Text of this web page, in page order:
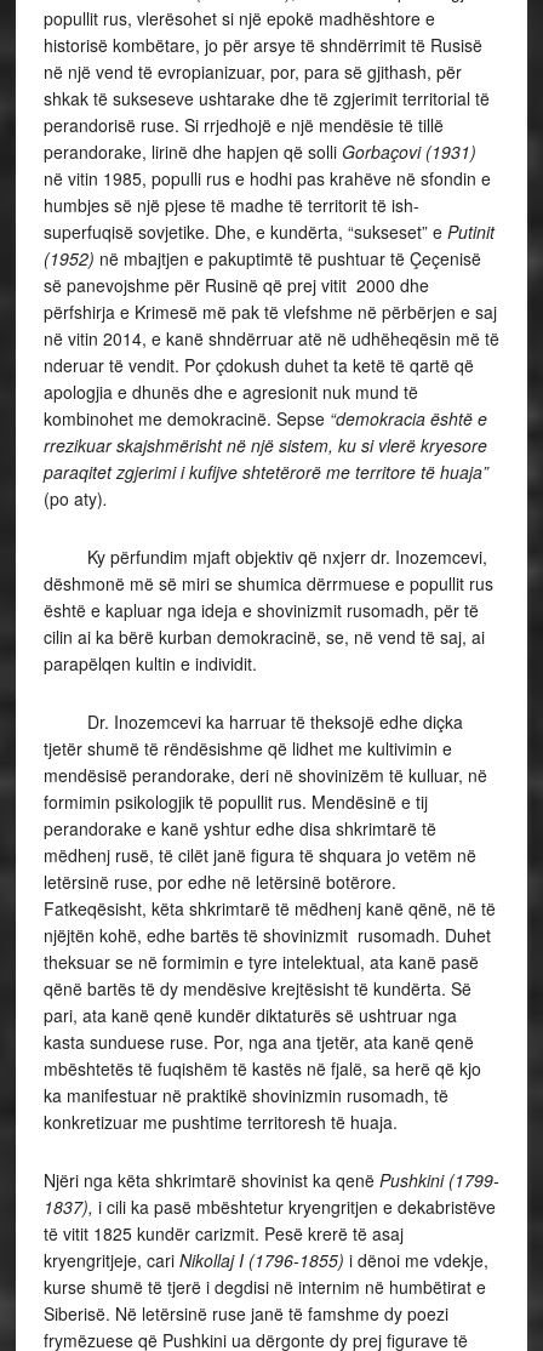
popullit rus, vlerësohet si një epokë madhështore e
historisë kombëtare, jo për arsye të shndërrimit të Rusisë
në një vend të evropianizuar, por, para së gjithash, për
shkak të sukseseve ushtarake dhe të zgjerimit territorial të
perandorisë ruse. Si rrjedhojë e një mendësie të tillë
perandorake, lirinë dhe hapjen që solli Gorbaçovi (1931)
në vitin 1985, populli rus e hodhi pas krahëve në sfondin e
humbjes së një pjese të madhe të territorit të ish-
superfuqisë sovjetike. Dhe, e kundërta, “sukseset” e Putinit
(1952) në mbajtjen e pakuptimtë të pushtuar të Çeçenisë
së panevojshme për Rusinë që prej vitit 2000 dhe
përfshirja e Krimesë më pak të vlefshme në përbërjen e saj
në vitin 2014, e kanë shndërruar atë në udhëheqësin më të
nderuar të vendit. Por çdokush duhet ta ketë të qartë që
apologjia e dhunës dhe e agresionit nuk mund të
kombinohet me demokracinë. Sepse “demokracia është e
rrezikuar skajshmërisht në një sistem, ku si vlerë kryesore
paraqitet zgjerimi i kufijve shtetërorë me territore të huaja”
(po aty).
Ky përfundim mjaft objektiv që nxjerr dr. Inozemcevi,
dëshmonë më së miri se shumica dërrmuese e popullit rus
është e kapluar nga ideja e shovinizmit rusomadh, për të
cilin ai ka bërë kurban demokracinë, se, në vend të saj, ai
parapëlqen kultin e individit.
Dr. Inozemcevi ka harruar të theksojë edhe diçka
tjetër shumë të rëndësishme që lidhet me kultivimin e
mendësisë perandorake, deri në shovinizëm të kulluar, në
formimin psikologjik të popullit rus. Mendësinë e tij
perandorake e kanë yshtur edhe disa shkrimtarë të
mëdhenj rusë, të cilët janë figura të shquara jo vetëm në
letërsinë ruse, por edhe në letërsinë botërore.
Fatkeqësisht, këta shkrimtarë të mëdhenj kanë qënë, në të
njëjtën kohë, edhe bartës të shovinizmit rusomadh. Duhet
theksuar se në formimin e tyre intelektual, ata kanë pasë
qënë bartës të dy mendësive krejtësisht të kundërta. Së
pari, ata kanë qenë kundër diktaturës së ushtruar nga
kasta sunduese ruse. Por, nga ana tjetër, ata kanë qenë
mbështetës të fuqishëm të kastës në fjalë, sa herë që kjo
ka manifestuar në praktikë shovinizmin rusomadh, të
konkretizuar me pushtime territoresh të huaja.
Njëri nga këta shkrimtarë shovinist ka qenë Pushkini (1799-
1837), i cili ka pasë mbështetur kryengritjen e dekabristëve
të vitit 1825 kundër carizmit. Pesë krerë të asaj
kryengritjeje, cari Nikollaj I (1796-1855) i dënoi me vdekje,
kurse shumë të tjerë i degdisi në internim në humbëtirat e
Siberisë. Në letërsinë ruse janë të famshme dy poezi
frymëzuese që Pushkini ua dërgonte dy prej figurave të